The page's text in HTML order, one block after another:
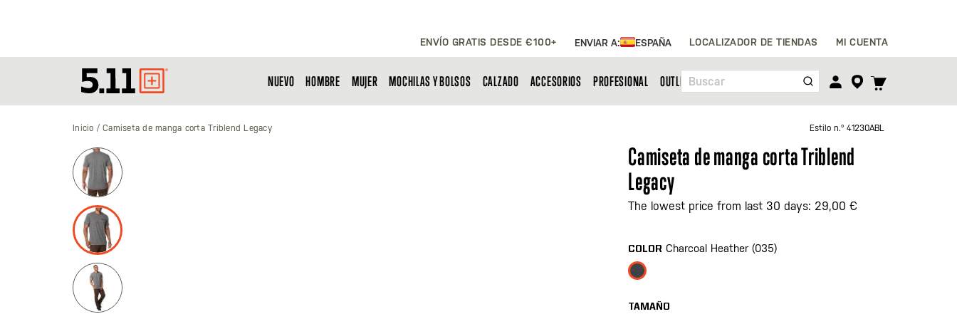
ENVÍO GRATIS DESDE €100+ ENVIAR A: ESPAÑA LOCALIZADOR DE TIENDAS MI CUENTA
Tactical
Gear
Buscar
TOGGLE
NUEVO HOMBRE MUJER MOCHILAS Y BOLSOS CALZADO ACCESORIOS PROFESIONAL OUTLET
Inicio Camiseta de manga corta Triblend Legacy Estilo n.º 41230ABL
Saltar
al
final
la
galería
de
imágenes
Camiseta de manga corta Triblend
Legacy
The lowest price from last 30 days: 29,00 €
COLOR Charcoal Heather (035)
TAMAÑO